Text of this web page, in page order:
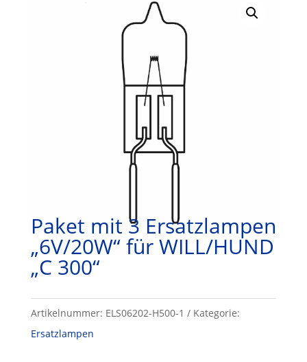
Paket mit 3 Ersatzlampen
„6V/20W“ für WILL/HUND
„C 300“
Artikelnummer: ELS06202-H500-1
Kategorie:
Ersatzlampen